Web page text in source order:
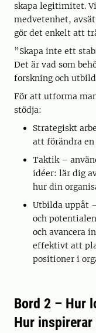
skapa legitimitet.
medvetenhet,
gör det enkelt att
”Skapa inte ett
Det är vad som
forskning och
För att utforma
stödja:
Strategiskt
att förändra
Taktik –
idéer: lär dig
hur din
Utbilda uppåt
och
och avancera
effektivt att
positioner i
Bord 2 – Hur
Hur inspirerar